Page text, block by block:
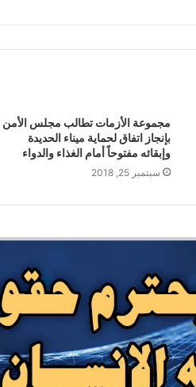
خيبة الرهان… حين ينتصر المصفقون
إرهاصات الميلاد .. شهادة أهل السماء
والأرض؟
يوميات البحث عن الحرية .. الإفقار والتجهيل…
أليست على رأس كل الجرائم؟
مجموعة الأزمات تطالب مجلس الأمن
بإنجاز اتفاق لحماية ميناء الحديدة
وإبقائه مفتوحاً أمام الغذاء والدواء
سبتمبر 25, 2018